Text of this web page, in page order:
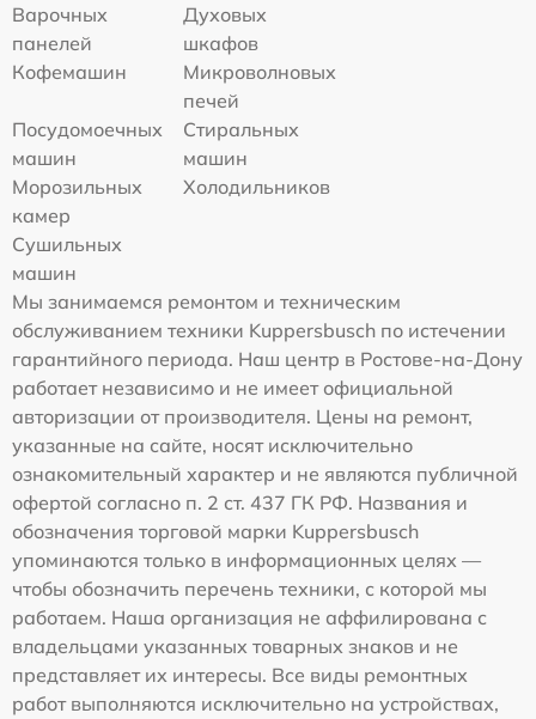
Варочных
панелей
Духовых
шкафов
Кофемашин
Микроволновых
печей
Посудомоечных
машин
Стиральных
машин
Морозильных
камер
Холодильников
Сушильных
машин
Мы занимаемся ремонтом и техническим
обслуживанием техники Kuppersbusch по истечении
гарантийного периода. Наш центр в Ростове-на-Дону
работает независимо и не имеет официальной
авторизации от производителя. Цены на ремонт,
указанные на сайте, носят исключительно
ознакомительный характер и не являются публичной
офертой согласно п. 2 ст. 437 ГК РФ. Названия и
обозначения торговой марки Kuppersbusch
упоминаются только в информационных целях —
чтобы обозначить перечень техники, с которой мы
работаем. Наша организация не аффилирована с
владельцами указанных товарных знаков и не
представляет их интересы. Все виды ремонтных
работ выполняются исключительно на устройствах,